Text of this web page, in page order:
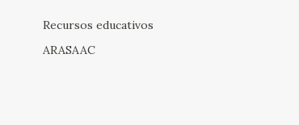
Recursos educativos
ARASAAC